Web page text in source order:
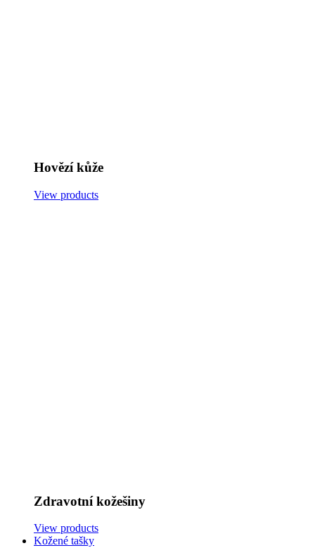
Hovězí kůže
View products
Zdravotní kožešiny
View products
Kožené tašky